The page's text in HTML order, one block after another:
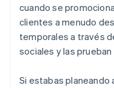
cuando se
clientes a menudo
temporales a través
sociales y las
Si estabas planeando